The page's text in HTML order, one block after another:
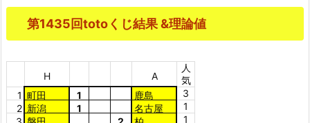
第1435回totoくじ結果 &理論値
H A
人
気
1 町田 1 鹿島
3
2 新潟 1 名古屋
1
1